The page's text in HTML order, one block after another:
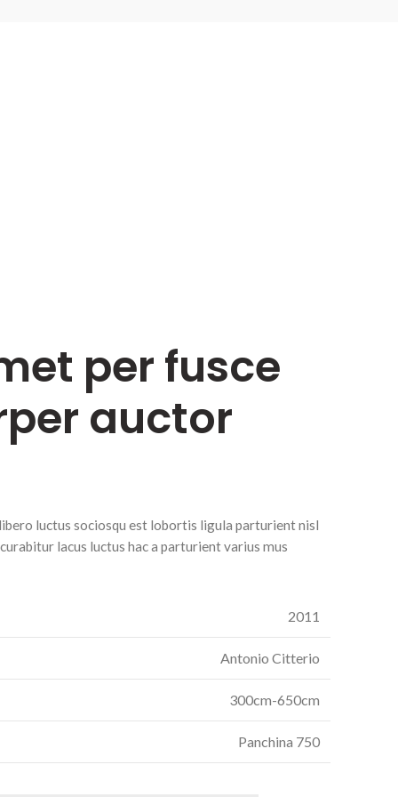
per fusce
auctor
luctus sociosqu est lobortis ligula parturient nisl
lacus luctus hac a parturient varius mus
2011
Antonio Citterio
300cm-650cm
Panchina 750